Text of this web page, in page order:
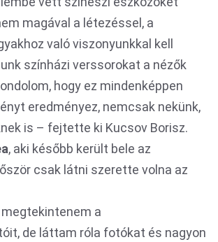
magával a létezéssel, a
való viszonyunkkal kell
színházi verssorokat a nézők
hogy ez mindenképpen
eredményez, nemcsak nekünk,
is – fejtette ki Kucsov Borisz.
, aki később került bele az
csak látni szerette volna az
a
de láttam róla fotókat és nagyon